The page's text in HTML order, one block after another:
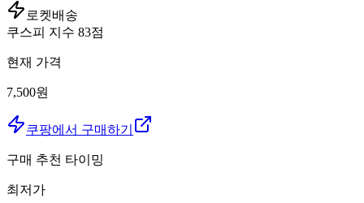
로켓배송
쿠스피 지수 83점
현재 가격
7,500원
쿠팡에서 구매하기
구매 추천 타이밍
최저가